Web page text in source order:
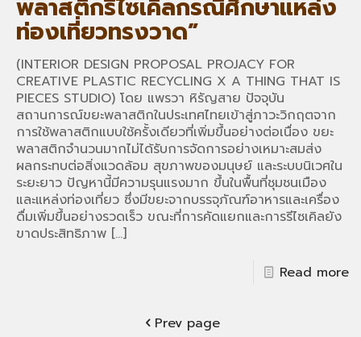
พลาสติกรีไซเคิลกรณีศึกษาแหล่ง
ท่องเที่ยวทรงวาด”
(INTERIOR DESIGN PROPOSAL PROJACY FOR
CREATIVE PLASTIC RECYCLING X A THING THAT IS
PIECES STUDIO) โดย แพรวา หิรัญสาย ปัจจุบัน
สถานการณ์ขยะพลาสติกในประเทศไทยเข้าสู่ภาวะวิกฤตจาก
การใช้พลาสติกแบบใช้ครั้งเดียวที่เพิ่มขึ้นอย่างต่อเนื่อง ขยะ
พลาสติกจำนวนมากไม่ได้รับการจัดการอย่างเหมาะสมส่ง
ผลกระทบต่อสิ่งแวดล้อม สุขภาพของมนุษย์ และระบบนิเวศใน
ระยะยาว ปัญหานี้มีความรุนแรงมาก ขึ้นในพื้นที่ชุมชนเมือง
และแหล่งท่องเที่ยว ซึ่งมีขยะจากบรรจุภัณฑ์อาหารและเครื่อง
ดื่มเพิ่มขึ้นอย่างรวดเร็ว ขณะที่การคัดแยกและการรีไซเคิลยัง
ขาดประสิทธิภาพ […]
Read more
Prev page